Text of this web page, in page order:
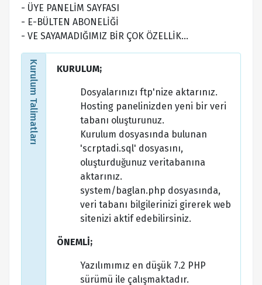
- ÜYE PANELİM SAYFASI
- E-BÜLTEN ABONELİĞİ
- VE SAYAMADIĞIMIZ BİR ÇOK ÖZELLİK...
Kurulum Talimatları KURULUM;
Dosyalarınızı ftp'nize aktarınız.
Hosting panelinizden yeni bir veri
tabanı oluşturunuz.
Kurulum dosyasında bulunan
'scrptadi.sql' dosyasını,
oluşturduğunuz veritabanına
aktarınız.
system/baglan.php dosyasında,
veri tabanı bilgilerinizi girerek web
sitenizi aktif edebilirsiniz.
ÖNEMLİ;
Yazılımımız en düşük 7.2 PHP
sürümü ile çalışmaktadır.